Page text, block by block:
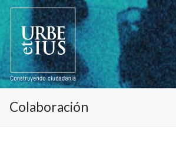
al
contenido
Colaboración